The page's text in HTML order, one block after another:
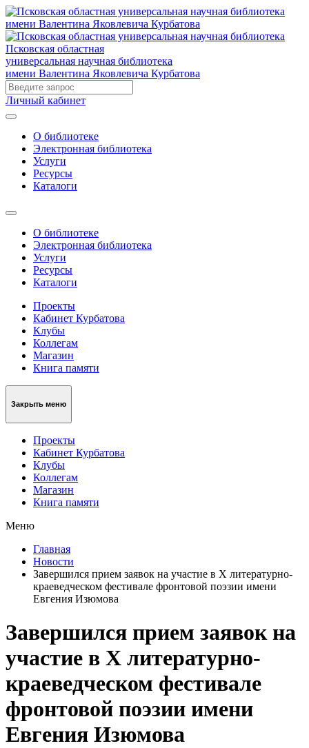
Псковская областная
универсальная научная библиотека
имени Валентина Яковлевича Курбатова
Личный кабинет
О библиотеке
Электронная библиотека
Услуги
Ресурсы
Каталоги
О библиотеке
Электронная библиотека
Услуги
Ресурсы
Каталоги
Проекты
Кабинет Курбатова
Клубы
Коллегам
Магазин
Книга памяти
Закрыть меню
Проекты
Кабинет Курбатова
Клубы
Коллегам
Магазин
Книга памяти
Меню
Главная
Новости
Завершился прием заявок на участие в X литературно-
краеведческом фестивале фронтовой поэзии имени
Евгения Изюмова
Завершился прием заявок на
участие в X литературно-
краеведческом фестивале
фронтовой поэзии имени
Евгения Изюмова